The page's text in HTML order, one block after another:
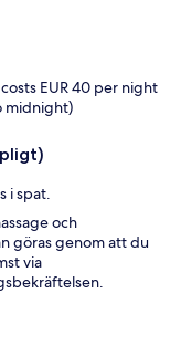
EUR 40 per night
midnight)
i spat.
och
göras genom att du
via